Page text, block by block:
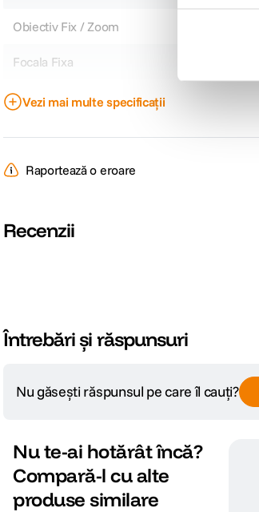
Obiectiv Fix / Zoom
Focala Fixa
Nr. lamele diafragma
Plaja diafragme
Vezi mai multe specificații
Raportează o eroare
Recenzii
Întrebări și răspunsuri
Nu găsești răspunsul pe care îl cauți?
Nu te-ai hotărât încă?
Compară-l cu alte
produse similare